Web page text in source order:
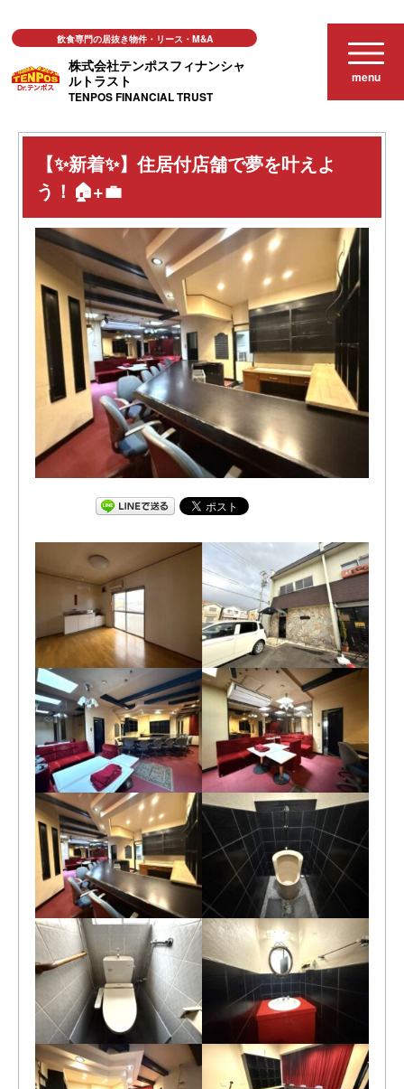
株式会社テンポスフィナンシャ
ルトラスト
TENPOS FINANCIAL TRUST
飲食専門の居抜き物件・リース・M&A
menu
居抜き店舗物件 【✨新着✨】住居付店舗で夢を叶えよう！🏠+💼
【✨新着✨】住居付店舗で夢を叶えよ
う！🏠+💼